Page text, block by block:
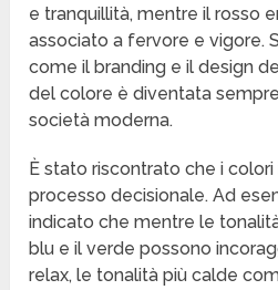
e tranquillità, mentre il rosso
associato a fervore e vigore.
come il branding e il design
del colore è diventata
società moderna.
È stato riscontrato che i colori
processo decisionale. Ad
indicato che mentre le
blu e il verde possono
relax, le tonalità più calde